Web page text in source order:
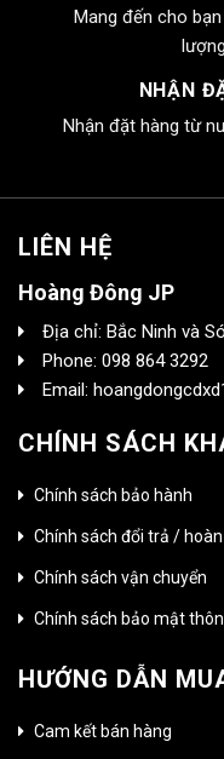
Mang đến cho
NHẬN
Nhận đặt hàng từ
LIÊN HỆ
Hoàng Đông JP
Địa chỉ: Bắc Ninh và
Phone: 098 864 3292
Email:
CHÍNH SÁCH
Chính sách bảo hành
Chính sách đổi trả /
Chính sách vận chuyển
Chính sách bảo mật
HƯỚNG DẪN
Cam kết bán hàng